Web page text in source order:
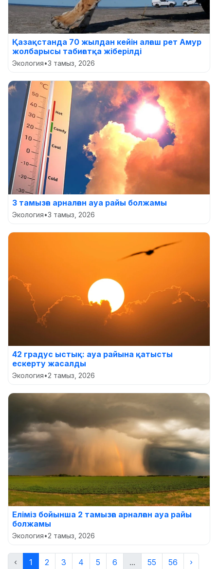
Қазақстанда 70 жылдан кейін алғаш рет Амур
жолбарысы табиғатқа жіберілді
Экология•3 тамыз, 2026
3 тамызға арналған ауа райы болжамы
Экология•3 тамыз, 2026
42 градус ыстық: ауа райына қатысты
ескерту жасалды
Экология•2 тамыз, 2026
Еліміз бойынша 2 тамызға арналған ауа райы
болжамы
Экология•2 тамыз, 2026
‹ 1 2 3 4 5 6 ... 55 56 ›